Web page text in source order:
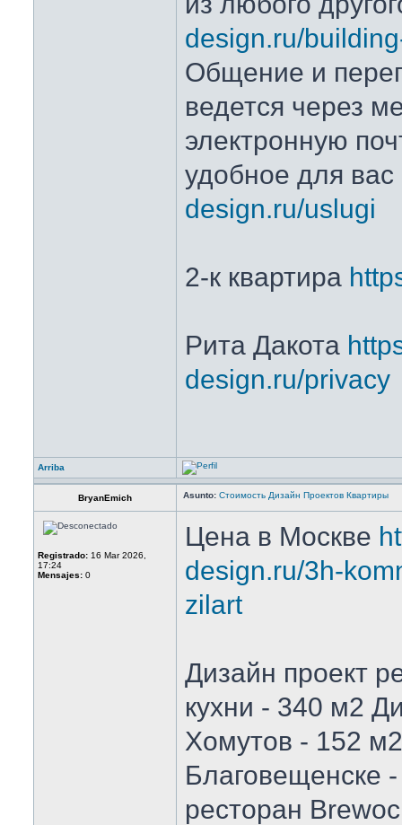
design.ru/
Общение и
ведется через
электронную
удобное для
design.ru/uslugi
2-к квартира
Рита Дакота
design.ru/privacy
Arriba
BryanEmich Asunto: Стоимость Дизайн Проектов Квартиры
Registrado: 16 Mar 2026,
17:24
Mensajes: 0
Цена в Москве
design.ru/3h-
zilart
Дизайн проект
кухни - 340 м2
Хомутов - 152
Благовещенске
ресторан